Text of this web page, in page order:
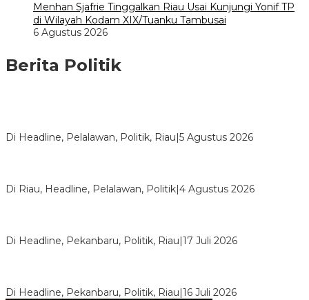
Menhan Sjafrie Tinggalkan Riau Usai Kunjungi Yonif TP
di Wilayah Kodam XIX/Tuanku Tambusai
6 Agustus 2026
Berita Politik
Di Headline, Pelalawan, Politik, Riau|5 Agustus 2026
Di Riau, Headline, Pelalawan, Politik|4 Agustus 2026
Di Headline, Pekanbaru, Politik, Riau|17 Juli 2026
Di Headline, Pekanbaru, Politik, Riau|16 Juli 2026